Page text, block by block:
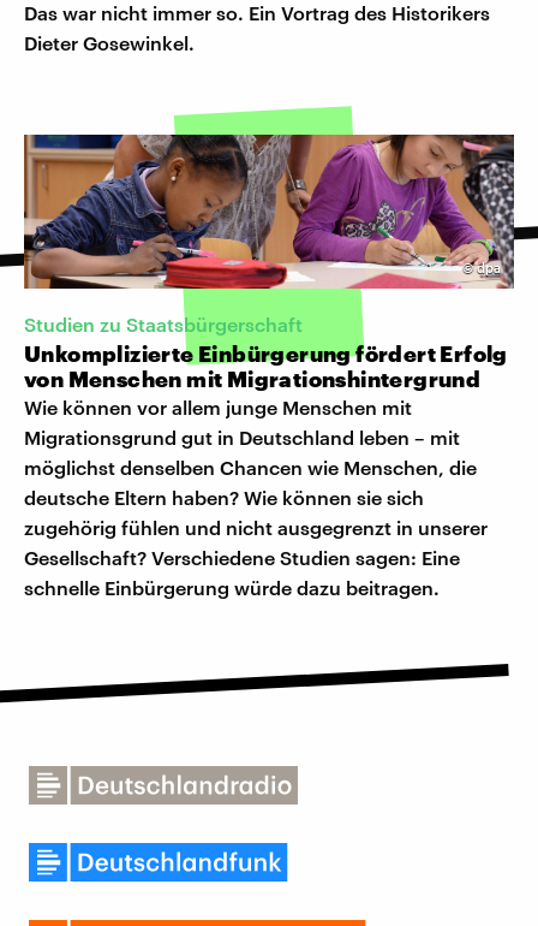
Das war nicht immer so. Ein Vortrag des Historikers
Dieter Gosewinkel.
©dpa
Studien zu Staatsbürgerschaft
Unkomplizierte Einbürgerung fördert Erfolg
von Menschen mit Migrationshintergrund
Wie können vor allem junge Menschen mit
Migrationsgrund gut in Deutschland leben – mit
möglichst denselben Chancen wie Menschen, die
deutsche Eltern haben? Wie können sie sich
zugehörig fühlen und nicht ausgegrenzt in unserer
Gesellschaft? Verschiedene Studien sagen: Eine
schnelle Einbürgerung würde dazu beitragen.